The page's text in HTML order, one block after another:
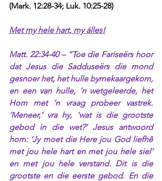
(Mark. 12:28-34; Luk. 10:25-28)
Met my hele hart, my álles!
Matt. 22:34-40 – “Toe die Fariseërs hoor
dat Jesus die Sadduseërs die mond
gesnoer het, het hulle bymekaargekom,
en een van hulle, ‘n wetgeleerde, het
Hom met ‘n vraag probeer vastrek.
‘Meneer,’ vra hy, ‘wat is die grootste
gebod in die wet?’ Jesus antwoord
hom: ‘Jy moet die Here jou God liefhê
met jou hele hart en met jou hele siel’
en met jou hele verstand. Dit is die
grootste en die eerste gebod. En die